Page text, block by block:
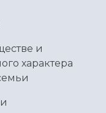
и
характера